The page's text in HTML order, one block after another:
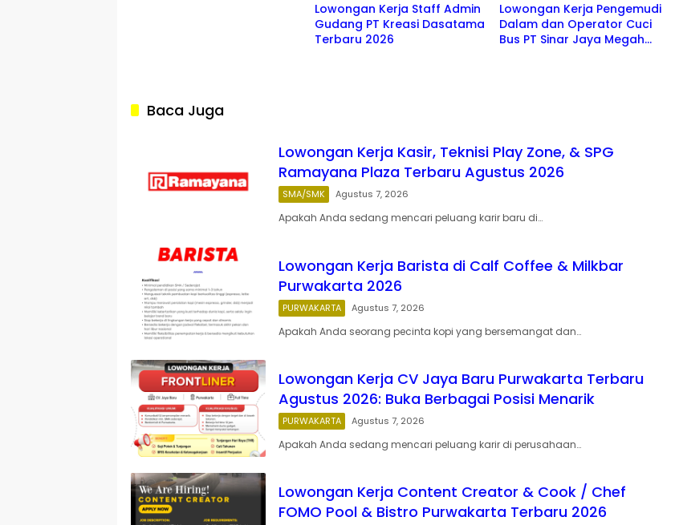
Lowongan Kerja Staff Admin
Gudang PT Kreasi Dasatama
Terbaru 2026
Lowongan Kerja Pengemudi
Dalam dan Operator Cuci
Bus PT Sinar Jaya Megah
Baca Juga
Lowongan Kerja Kasir, Teknisi Play Zone, & SPG
Ramayana Plaza Terbaru Agustus 2026
SMA/SMK Agustus 7, 2026
Apakah Anda sedang mencari peluang karir baru di…
Lowongan Kerja Barista di Calf Coffee & Milkbar
Purwakarta 2026
PURWAKARTA Agustus 7, 2026
Apakah Anda seorang pecinta kopi yang bersemangat dan…
Lowongan Kerja CV Jaya Baru Purwakarta Terbaru
Agustus 2026: Buka Berbagai Posisi Menarik
PURWAKARTA Agustus 7, 2026
Apakah Anda sedang mencari peluang karir di perusahaan…
Lowongan Kerja Content Creator & Cook / Chef
FOMO Pool & Bistro Purwakarta Terbaru 2026